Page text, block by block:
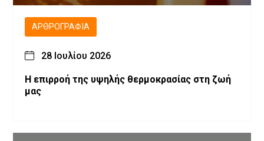
ΑΡΘΡΟΓΡΑΦΊΑ
28 Ιουλίου 2026
Η επιρροή της υψηλής θερμοκρασίας στη ζωή
μας